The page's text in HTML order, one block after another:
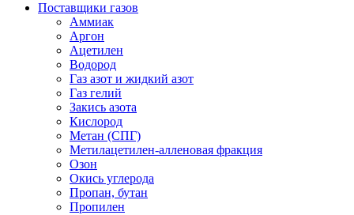
Поставщики газов
Аммиак
Аргон
Ацетилен
Водород
Газ азот и жидкий азот
Газ гелий
Закись азота
Кислород
Метан (СПГ)
Метилацетилен-алленовая фракция
Озон
Окись углерода
Пропан, бутан
Пропилен